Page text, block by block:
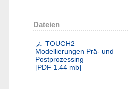
Dateien
TOUGH2
Modellierungen Prä- und
Postprozessing
[PDF 1.44 mb]